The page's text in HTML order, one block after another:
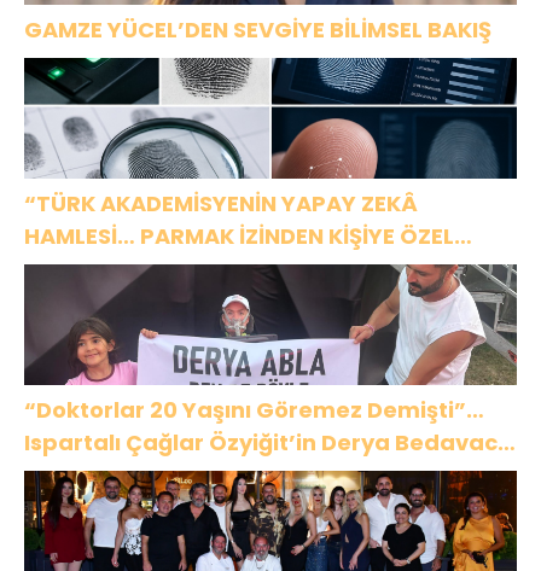
GAMZE YÜCEL’DEN SEVGİYE BİLİMSEL BAKIŞ
“TÜRK AKADEMİSYENİN YAPAY ZEKÂ
HAMLESİ… PARMAK İZİNDEN KİŞİYE ÖZEL
ANALİZ”
“Doktorlar 20 Yaşını Göremez Demişti”…
Ispartalı Çağlar Özyiğit’in Derya Bedavacı
Buluşması Duygulandırdı